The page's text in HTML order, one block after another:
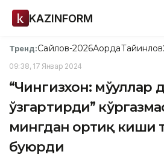
KAZINFORM
Тренд:Сайлов-2026АқордаТайинлов
09:38, 17 Январ 2024
“Чингизхон: мўғуллар
ўзгартирди”
мингдан ортиқ киши
буюрди